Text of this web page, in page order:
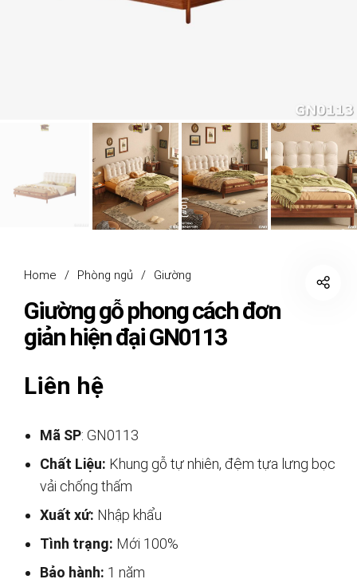
Home / Phòng ngủ / Giường
Giường gỗ phong cách đơn
giản hiện đại GN0113
Liên hệ
Mã SP: GN0113
Chất Liệu: Khung gỗ tự nhiên, đệm tựa lưng bọc
vải chống thấm
Xuất xứ: Nhập khẩu
Tình trạng: Mới 100%
Bảo hành: 1 năm